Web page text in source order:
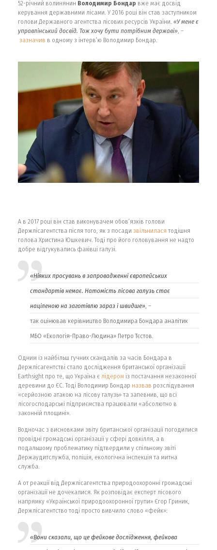
52-річний волинянин Володимир Бондар вже має досвід
керування державними лісами. У 2016 році він став заступником
голови Державного агентства лісових ресурсів України. «У мене є
управлінський досвід. Тож хочу бути потрібним державі», –
зазначив в одному з інтерв’ю Володимир Бондар.
А в 2017 році він став виконувачем обов’язків голови
Держлісагентства після того, як з посади звільнилася тодішня
голова Христина Юшкевич. Тоді про його головування не надто
добре відгукувались фахівці галузі.
«Ніяких просувань в запровадженні європейських
стандартів немає. Натомість лісова галузь стає
націленою на заготівлю зараз і швидше», –
так оцінював керівництво Володимира Бондара аналітик
МБО «Екологія-Право-Людина» Петро Тєстов.
Одним із найбільш гучних скандалів за часів Бондара в
Держлісагентстві стало дослідження британської організації
Earthsight про те, що Україна є лідером із постачання незаконної
деревини до ЄС. Тоді Володимир Бондар назвав розслідування
«серйозною атакою на лісову галузь» та запевнив, що всі
лісогосподарські підприємства працювали «абсолютно в
законній площині».
Водночас з висновками звіту британської організації погодилися
провідні громадські організації у сфері довкілля, а в
подальшому проблематику підтвердили у спільному звіті
Держаудитслужба, поліція, екологічна інспекція та митна
служба.
А от реакції від Держлісагентства природоохоронні громадські
організації не дочекалися. Як розповідає експерт лісового
напрямку «Української природоохоронної групи» Єгор Гриник,
Держлісагентство тоді просто вивчило слово «фейк»:
«Вони сказали, що це фейкове дослідження, фейкова